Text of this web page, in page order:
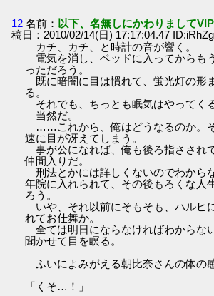
12 名前： 以下、名無しにかわりまして
稿日：2010/02/14(日) 17:17:04.47
カチ、カチ、と時計の音が響く。
電気を消し、ベッドに入ってからも
っただろう。
既に暗闇に目は慣れて、蛍光灯の形
る。
それでも、ちっとも眠気はやってく
当然だ。
……これから、俺はどうなるのか。
速に目が冴えてしまう。
事が公になれば、俺も後ろ指さされ
仲間入りだ。
刑法とかには詳しくないのでわから
年院に入れられて、その後もろくな人
ろう。
いや、それ以前にそもそも、ハルヒ
れてお仕舞か。
全ては明日にならなければわからな
聞かせて目を瞑る。
ふいによみがえる朝比奈さんの体の
「くそ…！」